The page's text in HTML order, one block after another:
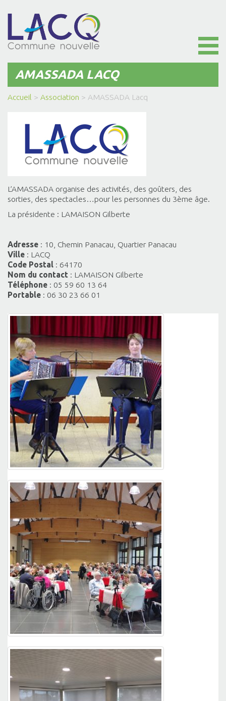
AMASSADA LACQ
Accueil > Association > AMASSADA Lacq
L’AMASSADA organise des activités, des goûters, des
sorties, des spectacles…pour les personnes du 3ème âge.
La présidente : LAMAISON Gilberte
Adresse : 10, Chemin Panacau, Quartier Panacau
Ville : LACQ
Code Postal : 64170
Nom du contact : LAMAISON Gilberte
Téléphone : 05 59 60 13 64
Portable : 06 30 23 66 01